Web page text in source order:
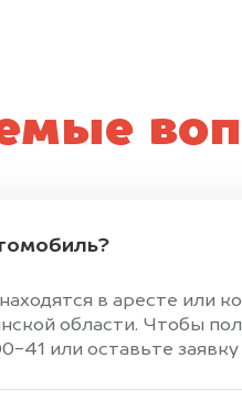
в аресте или
области. Чтобы
или оставьте заявку